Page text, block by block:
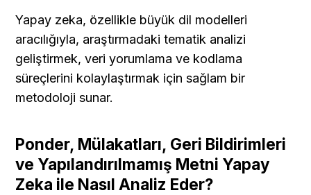
Yapay zeka, özellikle büyük dil modelleri
aracılığıyla, araştırmadaki tematik analizi
geliştirmek, veri yorumlama ve kodlama
süreçlerini kolaylaştırmak için sağlam bir
metodoloji sunar.
Ponder, Mülakatları, Geri Bildirimleri
ve Yapılandırılmamış Metni Yapay
Zeka ile Nasıl Analiz Eder?